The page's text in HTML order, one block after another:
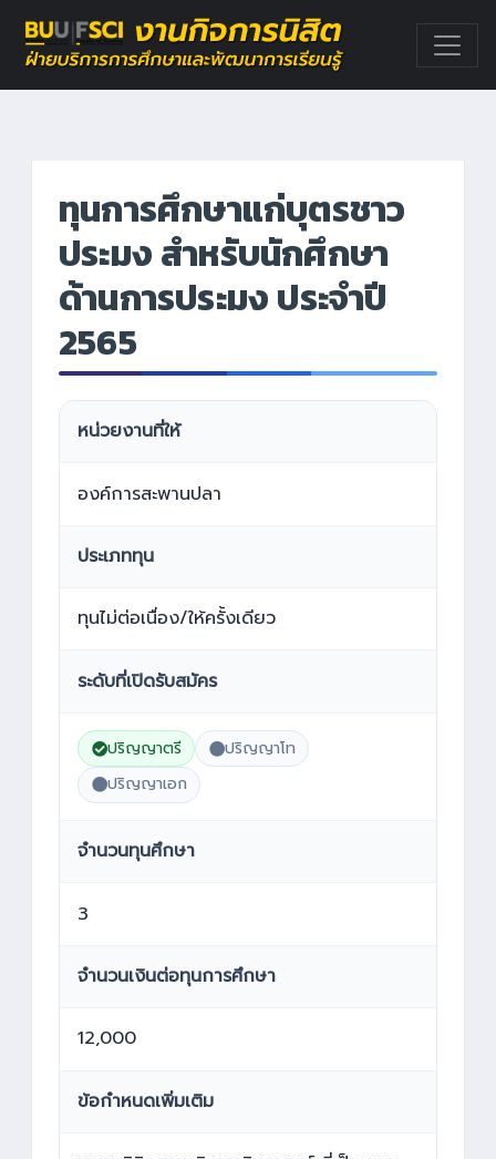
ทุนการศึกษาแก่บุตรชาว
ประมง สำหรับนักศึกษา
ด้านการประมง ประจำปี
2565
หน่วยงานที่ให้
องค์การสะพานปลา
ประเภททุน
ทุนไม่ต่อเนื่อง/ให้ครั้งเดียว
ระดับที่เปิดรับสมัคร
ปริญญาตรี
ปริญญาโท
ปริญญาเอก
จำนวนทุนศึกษา
3
จำนวนเงินต่อทุนการศึกษา
12,000
ข้อกำหนดเพิ่มเติม